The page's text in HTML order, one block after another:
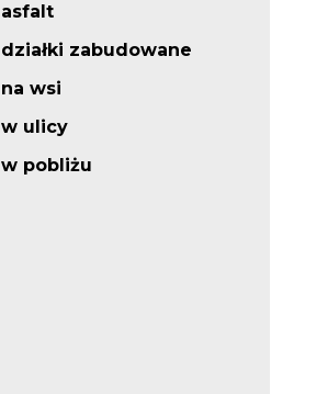
asfalt
działki zabudowane
na wsi
w ulicy
w pobliżu